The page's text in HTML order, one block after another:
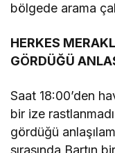
bölgede arama
HERKES
GÖRDÜĞÜ
Saat 18:00’den
bir ize
gördüğü